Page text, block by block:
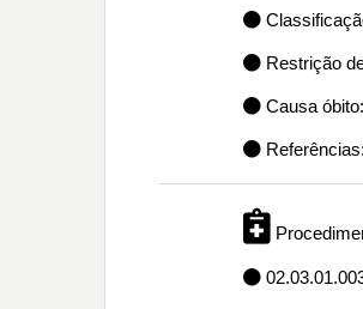
Restrição
Causa